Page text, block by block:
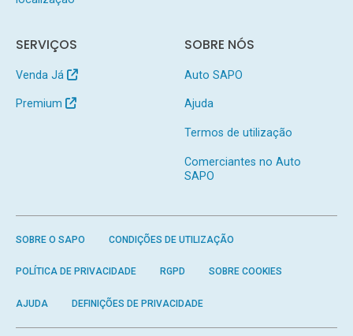
SERVIÇOS
Venda Já
Premium
SOBRE NÓS
Auto SAPO
Ajuda
Termos de utilização
Comerciantes no Auto
SAPO
SOBRE O SAPO CONDIÇÕES DE UTILIZAÇÃO
POLÍTICA DE PRIVACIDADE RGPD SOBRE COOKIES
AJUDA DEFINIÇÕES DE PRIVACIDADE